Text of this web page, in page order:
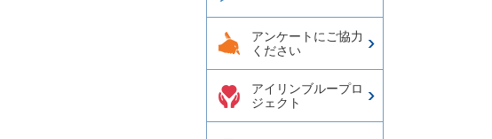
アンケートにご協力
ください
アイリンブループロ
ジェクト